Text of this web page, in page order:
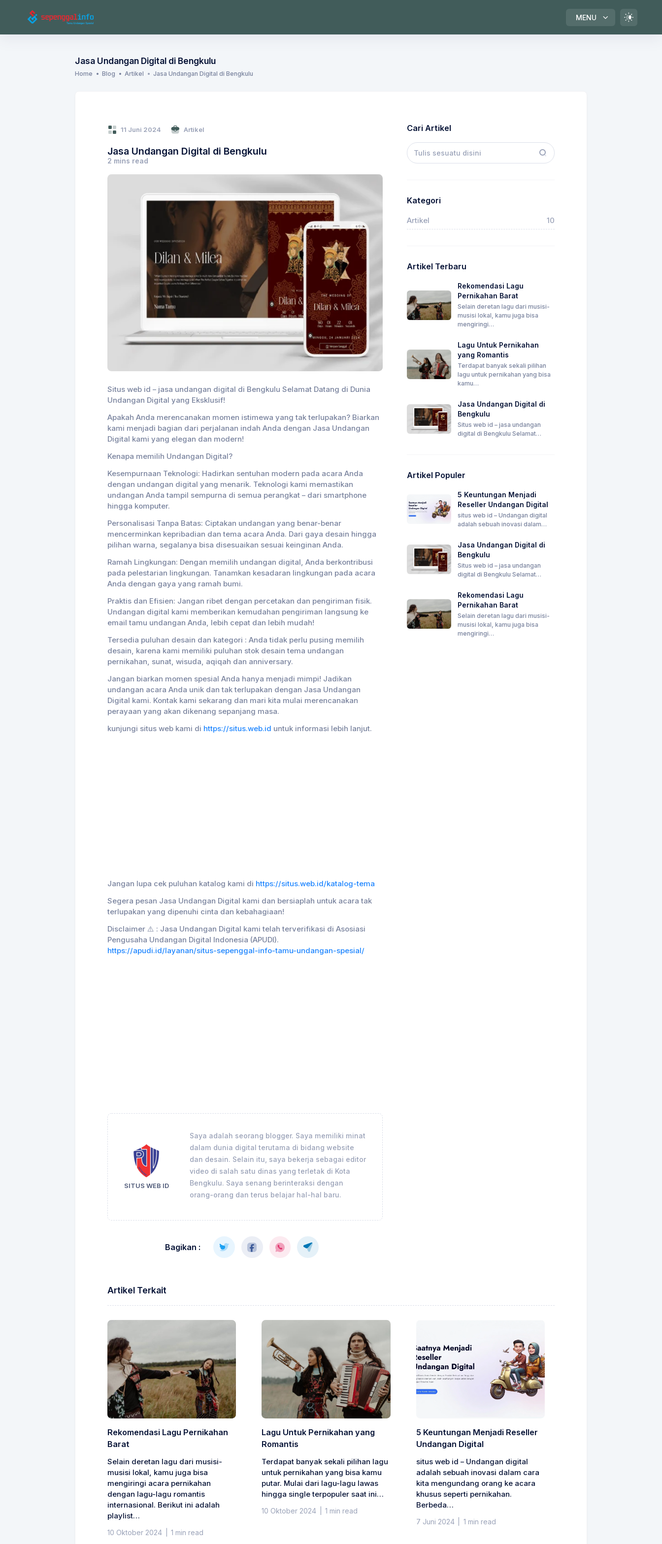
MENU
Jasa Undangan Digital di Bengkulu
Home Blog Artikel Jasa Undangan Digital di Bengkulu
11 Juni 2024 Artikel
Jasa Undangan Digital di Bengkulu
2 mins read
Situs web id – jasa undangan digital di Bengkulu Selamat Datang di Dunia
Undangan Digital yang Eksklusif!
Apakah Anda merencanakan momen istimewa yang tak terlupakan? Biarkan
kami menjadi bagian dari perjalanan indah Anda dengan Jasa Undangan
Digital kami yang elegan dan modern!
Kenapa memilih Undangan Digital?
Kesempurnaan Teknologi: Hadirkan sentuhan modern pada acara Anda
dengan undangan digital yang menarik. Teknologi kami memastikan
undangan Anda tampil sempurna di semua perangkat – dari smartphone
hingga komputer.
Personalisasi Tanpa Batas: Ciptakan undangan yang benar-benar
mencerminkan kepribadian dan tema acara Anda. Dari gaya desain hingga
pilihan warna, segalanya bisa disesuaikan sesuai keinginan Anda.
Ramah Lingkungan: Dengan memilih undangan digital, Anda berkontribusi
pada pelestarian lingkungan. Tanamkan kesadaran lingkungan pada acara
Anda dengan gaya yang ramah bumi.
Praktis dan Efisien: Jangan ribet dengan percetakan dan pengiriman fisik.
Undangan digital kami memberikan kemudahan pengiriman langsung ke
email tamu undangan Anda, lebih cepat dan lebih mudah!
Tersedia puluhan desain dan kategori : Anda tidak perlu pusing memilih
desain, karena kami memiliki puluhan stok desain tema undangan
pernikahan, sunat, wisuda, aqiqah dan anniversary.
Jangan biarkan momen spesial Anda hanya menjadi mimpi! Jadikan
undangan acara Anda unik dan tak terlupakan dengan Jasa Undangan
Digital kami. Kontak kami sekarang dan mari kita mulai merencanakan
perayaan yang akan dikenang sepanjang masa.
kunjungi situs web kami di https://situs.web.id untuk informasi lebih lanjut.
Jangan lupa cek puluhan katalog kami di https://situs.web.id/katalog-tema
Segera pesan Jasa Undangan Digital kami dan bersiaplah untuk acara tak
terlupakan yang dipenuhi cinta dan kebahagiaan!
Disclaimer ⚠️ : Jasa Undangan Digital kami telah terverifikasi di Asosiasi
Pengusaha Undangan Digital Indonesia (APUDI).
https://apudi.id/layanan/situs-sepenggal-info-tamu-undangan-spesial/
SITUS WEB ID
Saya adalah seorang blogger. Saya memiliki minat
dalam dunia digital terutama di bidang website
dan desain. Selain itu, saya bekerja sebagai editor
video di salah satu dinas yang terletak di Kota
Bengkulu. Saya senang berinteraksi dengan
orang-orang dan terus belajar hal-hal baru.
Bagikan :
Cari Artikel
Kategori
Artikel 10
Artikel Terbaru
Rekomendasi Lagu
Pernikahan Barat
Selain deretan lagu dari musisi-
musisi lokal, kamu juga bisa
mengiringi…
Lagu Untuk Pernikahan
yang Romantis
Terdapat banyak sekali pilihan
lagu untuk pernikahan yang bisa
kamu…
Jasa Undangan Digital di
Bengkulu
Situs web id – jasa undangan
digital di Bengkulu Selamat…
Artikel Populer
5 Keuntungan Menjadi
Reseller Undangan Digital
situs web id – Undangan digital
adalah sebuah inovasi dalam…
Jasa Undangan Digital di
Bengkulu
Situs web id – jasa undangan
digital di Bengkulu Selamat…
Rekomendasi Lagu
Pernikahan Barat
Selain deretan lagu dari musisi-
musisi lokal, kamu juga bisa
mengiringi…
Artikel Terkait
Rekomendasi Lagu Pernikahan
Barat
Selain deretan lagu dari musisi-
musisi lokal, kamu juga bisa
mengiringi acara pernikahan
dengan lagu-lagu romantis
internasional. Berikut ini adalah
playlist…
10 Oktober 2024 1 min read
Lagu Untuk Pernikahan yang
Romantis
Terdapat banyak sekali pilihan lagu
untuk pernikahan yang bisa kamu
putar. Mulai dari lagu-lagu lawas
hingga single terpopuler saat ini…
10 Oktober 2024 1 min read
5 Keuntungan Menjadi Reseller
Undangan Digital
situs web id – Undangan digital
adalah sebuah inovasi dalam cara
kita mengundang orang ke acara
khusus seperti pernikahan.
Berbeda…
7 Juni 2024 1 min read